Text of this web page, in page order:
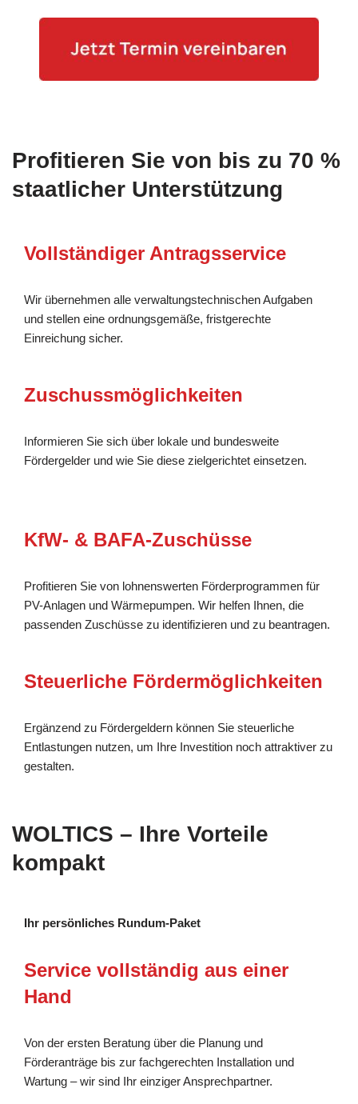
Profitieren Sie von bis zu 70 %
staatlicher Unterstützung
Vollständiger Antragsservice
Wir übernehmen alle verwaltungstechnischen Aufgaben
und stellen eine ordnungsgemäße, fristgerechte
Einreichung sicher.
Zuschussmöglichkeiten
Informieren Sie sich über lokale und bundesweite
Fördergelder und wie Sie diese zielgerichtet einsetzen.
KfW- & BAFA-Zuschüsse
Profitieren Sie von lohnenswerten Förderprogrammen für
PV-Anlagen und Wärmepumpen. Wir helfen Ihnen, die
passenden Zuschüsse zu identifizieren und zu beantragen.
Steuerliche Fördermöglichkeiten
Ergänzend zu Fördergeldern können Sie steuerliche
Entlastungen nutzen, um Ihre Investition noch attraktiver zu
gestalten.
WOLTICS – Ihre Vorteile
kompakt
Ihr persönliches Rundum-Paket
Service vollständig aus einer
Hand
Von der ersten Beratung über die Planung und
Förderanträge bis zur fachgerechten Installation und
Wartung – wir sind Ihr einziger Ansprechpartner.